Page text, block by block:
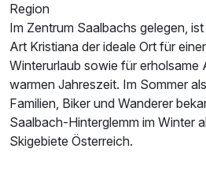
Familienzimmer
2 Erwachsene und 2 Kinder
Region
Im Zentrum Saalbachs gelegen,
Art Kristiana der ideale Ort für
Winterurlaub sowie für erholsame
warmen Jahreszeit. Im Sommer
Familien, Biker und Wanderer
Saalbach-Hinterglemm im Winter
Skigebiete Österreich.